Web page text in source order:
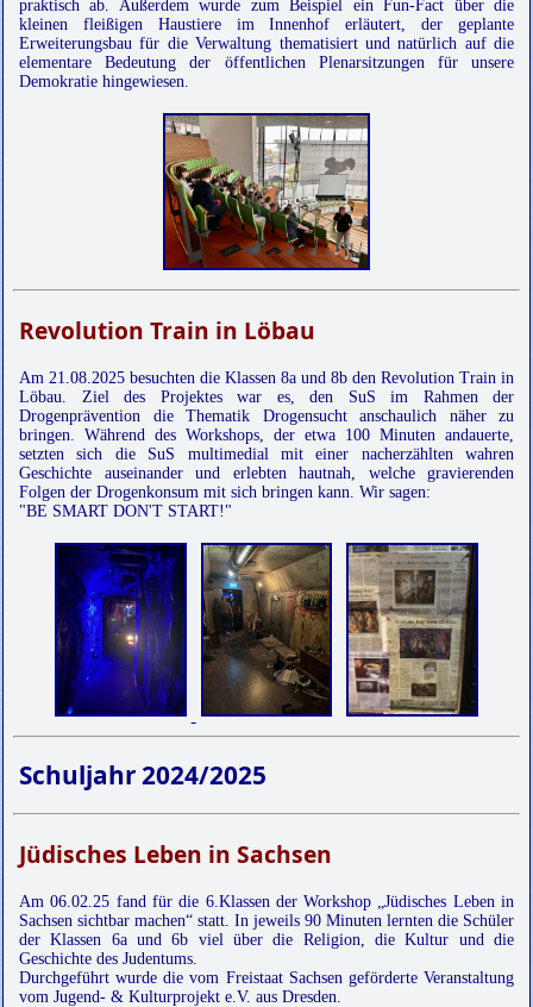
praktisch ab. Außerdem wurde zum Beispiel ein Fun-Fact über die
kleinen fleißigen Haustiere im Innenhof erläutert, der geplante
Erweiterungsbau für die Verwaltung thematisiert und natürlich auf die
elementare Bedeutung der öffentlichen Plenarsitzungen für unsere
Demokratie hingewiesen.
Revolution Train in Löbau
Am 21.08.2025 besuchten die Klassen 8a und 8b den Revolution Train in
Löbau. Ziel des Projektes war es, den SuS im Rahmen der
Drogenprävention die Thematik Drogensucht anschaulich näher zu
bringen. Während des Workshops, der etwa 100 Minuten andauerte,
setzten sich die SuS multimedial mit einer nacherzählten wahren
Geschichte auseinander und erlebten hautnah, welche gravierenden
Folgen der Drogenkonsum mit sich bringen kann. Wir sagen:
"BE SMART DON'T START!"
Schuljahr 2024/2025
Jüdisches Leben in Sachsen
Am 06.02.25 fand für die 6.Klassen der Workshop „Jüdisches Leben in
Sachsen sichtbar machen“ statt. In jeweils 90 Minuten lernten die Schüler
der Klassen 6a und 6b viel über die Religion, die Kultur und die
Geschichte des Judentums.
Durchgeführt wurde die vom Freistaat Sachsen geförderte Veranstaltung
vom Jugend- & Kulturprojekt e.V. aus Dresden.